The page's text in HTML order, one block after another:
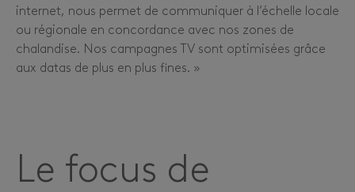
internet, nous permet de communiquer à l’échelle locale
ou régionale en concordance avec nos zones de
chalandise. Nos campagnes TV sont optimisées grâce
aux datas de plus en plus fines. »
Le focus de